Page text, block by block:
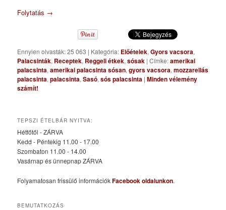
Folytatás →
Ennyien olvasták: 25 063 | Kategória: Előételek,Gyors vacsora,
Palacsinták, Receptek, Reggeli étkek,sósak |Címke:amerikai
palacsinta,amerikai palacsinta sósan,gyors vacsora,mozzarellás
palacsinta,palacsinta,Sasó,sós palacsinta |Minden vélemény
számít!
TEPSZI ÉTELBÁR NYITVA:
Hétfőtől - ZÁRVA
Kedd - Péntekig 11.00 - 17.00
Szombaton 11.00 - 14.00
Vasárnap és ünnepnap ZÁRVA
Folyamatosan frissülő információkFacebook oldalunkon.
BEMUTATKOZÁS